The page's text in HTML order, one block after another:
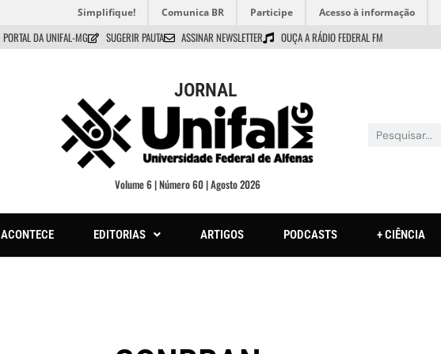
Simplifique! Comunica BR Participe Acesso à informação
PORTAL DA UNIFAL-MG SUGERIR PAUTA ASSINAR NEWSLETTER OUÇA A RÁDIO FEDERAL FM
JORNAL
Volume 6 | Número 60 | Agosto 2026
ACONTECE EDITORIAS ARTIGOS PODCASTS + CIÊNCIA